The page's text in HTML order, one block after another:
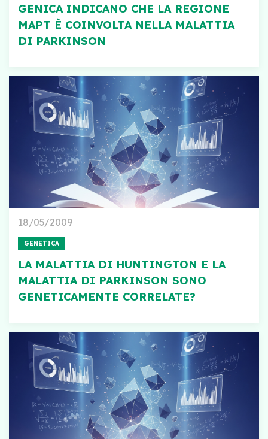
GENICA INDICANO CHE LA REGIONE
MAPT È COINVOLTA NELLA MALATTIA
DI PARKINSON
18/05/2009
GENETICA
LA MALATTIA DI HUNTINGTON E LA
MALATTIA DI PARKINSON SONO
GENETICAMENTE CORRELATE?